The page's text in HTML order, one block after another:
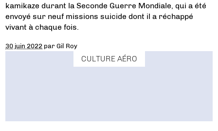
kamikaze durant la Seconde Guerre Mondiale, qui a été
envoyé sur neuf missions suicide dont il a réchappé
vivant à chaque fois.
30 juin 2022 parGil Roy
CULTURE AÉRO